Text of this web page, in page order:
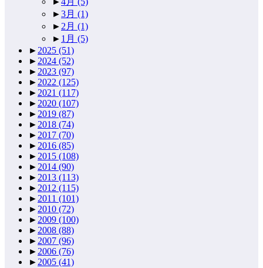
►3月 (1)
► 2月 (1)
► 1月 (5)
► 2025 (51)
► 2024 (52)
► 2023 (97)
► 2022 (125)
► 2021 (117)
► 2020 (107)
► 2019 (87)
► 2018 (74)
► 2017 (70)
► 2016 (85)
► 2015 (108)
► 2014 (90)
► 2013 (113)
► 2012 (115)
► 2011 (101)
► 2010 (72)
► 2009 (100)
► 2008 (88)
► 2007 (96)
► 2006 (76)
► 2005 (41)